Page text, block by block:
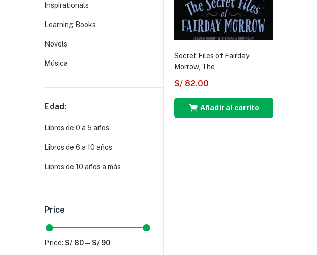
Secret Files of Fairday
Morrow, The
S/ 82.00
Añadir al carrito
Inspirationals
Learning Books
Novels
Música
Edad:
Libros de 0 a 5 años
Libros de 6 a 10 años
Libros de 10 años a más
Price
Price: S/ 80—S/ 90